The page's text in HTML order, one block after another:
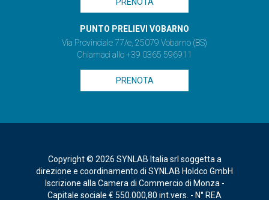
PUNTO PRELIEVI VOBARNO
Via Provinciale 77/e, 25079 Vobarno (BS)
Chiamaci allo +39 0365 596911
PRENOTA
Copyright © 2026 SYNLAB Italia srl soggetta a
direzione e coordinamento di SYNLAB Holdco GmbH
Iscrizione alla Camera di Commercio di Monza -
Capitale sociale € 550.000,80 int.vers. - N° REA